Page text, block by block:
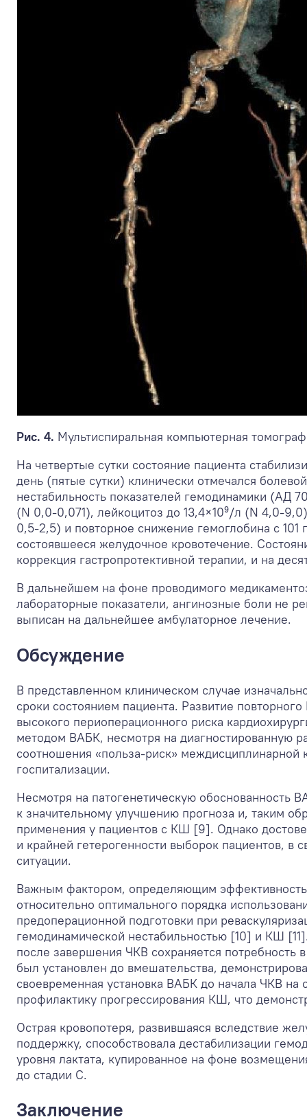
Рис. 4. Мультиспиральная компьютерная
На четвертые сутки состояние пациента
день (пятые сутки) клинически отмечался
нестабильность показателей гемодинамики (АД
(N 0,0-0,071), лейкоцитоз до 13,4×10⁹/л (N 4,0-
0,5-2,5) и повторное снижение гемоглобина с
состоявшееся желудочное кровотечение.
коррекция гастропротективной терапии, и на
В дальнейшем на фоне проводимого
лабораторные показатели, ангинозные боли не
выписан на дальнейшее амбулаторное лечение.
Обсуждение
В представленном клиническом случае
сроки состоянием пациента. Развитие
высокого периоперационного риска
методом ВАБК, несмотря на диагностированную
соотношения «польза-риск» междисциплинарной
госпитализации.
Несмотря на патогенетическую
к значительному улучшению прогноза и, таким
применения у пациентов с КШ [9]. Однако
и крайней гетерогенности выборок пациентов,
ситуации.
Важным фактором, определяющим
относительно оптимального порядка
предоперационной подготовки при
гемодинамической нестабильностью [10] и КШ
после завершения ЧКВ сохраняется
был установлен до вмешательства,
своевременная установка ВАБК до начала ЧКВ
профилактику прогрессирования КШ, что
Острая кровопотеря, развившаяся вследствие
поддержку, способствовала дестабилизации
уровня лактата, купированное на фоне
до стадии С.
Заключение